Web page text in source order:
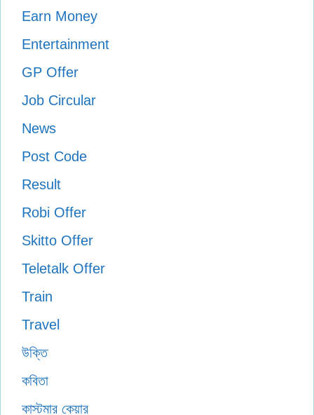
Earn Money
Entertainment
GP Offer
Job Circular
News
Post Code
Result
Robi Offer
Skitto Offer
Teletalk Offer
Train
Travel
উক্তি
কবিতা
কাস্টমার কেয়ার